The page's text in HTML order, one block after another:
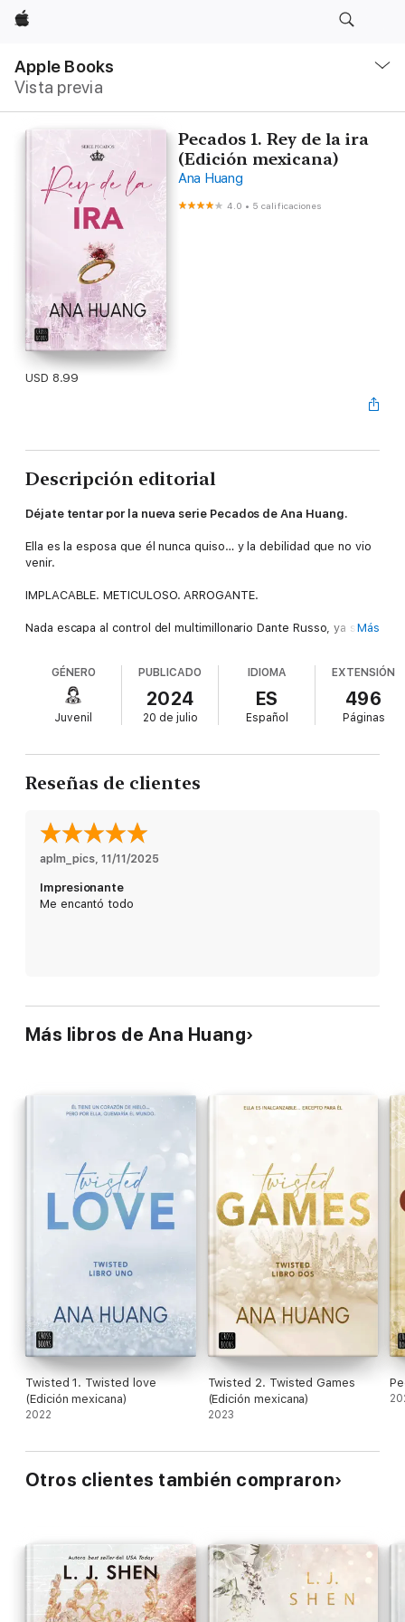
Apple
Apple Books
Vista previa
local
Abrir
Pecados 1. Rey de la ira
(Edición mexicana)
Ana Huang
4.0 • 5 calificaciones
USD 8.99
Descripción editorial
Déjate tentar por la nueva serie Pecados de Ana Huang.
Ella es la esposa que él nunca quiso… y la debilidad que no vio
venir.
IMPLACABLE. METICULOSO. ARROGANTE.
Nada escapa al control del multimillonario Dante Russo, ya sea
la heredera de un imperio de joyas e hija de su mayor enemigo.
No le importa lo hermosa o encantadora que sea. Hará todo lo
que esté en sus manos para liberarse de la extorsión y de su
compromiso. El único problema es que, ahora que la tiene, no
ELEGANTE. AMBICIOSA. CORTÉS.
abrir las puertas de un mundo que ni su familia es capaz de
comprar. Dante está lejos de ser el marido que ella imaginaba
para sí, pero el deber es más fuerte que cualquiera de sus
enamorarse de su futuro marido, tampoco.
Más
GÉNERO
Juvenil
PUBLICADO
2024
20 de julio
IDIOMA
ES
Español
EXTENSIÓN
496
Páginas
Reseñas de clientes
aplm_pics, 11/11/2025
Impresionante
Me encantó todo
Más libros de Ana Huang
Twisted 1. Twisted love
(Edición mexicana)
2022
Twisted 2. Twisted Games
(Edición mexicana)
2023
Otros clientes también compraron